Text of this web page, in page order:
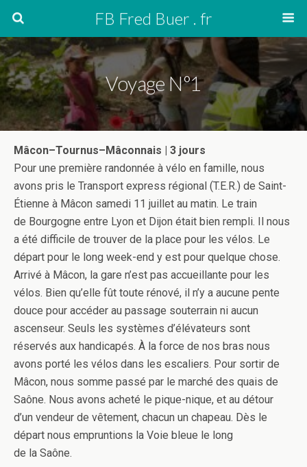
FB Fred Buer . fr
Voyage N°1
Mâcon–Tournus–Mâconnais | 3 jours
Pour une première randonnée à vélo en famille, nous
avons pris le Transport express régional (T.E.R.) de Saint-
Étienne à Mâcon samedi 11 juillet au matin. Le train
de Bourgogne entre Lyon et Dijon était bien rempli. Il nous
a été difficile de trouver de la place pour les vélos. Le
départ pour le long week-end y est pour quelque chose.
Arrivé à Mâcon, la gare n’est pas accueillante pour les
vélos. Bien qu’elle fût toute rénové, il n’y a aucune pente
douce pour accéder au passage souterrain ni aucun
ascenseur. Seuls les systèmes d’élévateurs sont
réservés aux handicapés. À la force de nos bras nous
avons porté les vélos dans les escaliers. Pour sortir de
Mâcon, nous somme passé par le marché des quais de
Saône. Nous avons acheté le pique-nique, et au détour
d’un vendeur de vêtement, chacun un chapeau. Dès le
départ nous empruntions la Voie bleue le long
de la Saône.